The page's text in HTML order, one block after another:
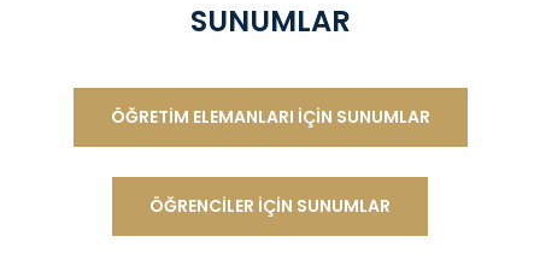
SUNUMLAR
ÖĞRETIM ELEMANLARI İÇIN SUNUMLAR
ÖĞRENCILER İÇIN SUNUMLAR